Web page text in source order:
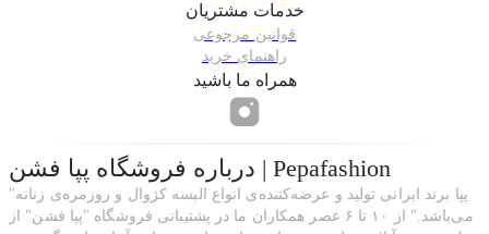
خدمات مشتریان
قوانین مرجوعی
راهنمای خرید
همراه ما باشید
درباره فروشگاه پپا فشن | Pepafashion
"پپا برند ایرانی تولید و عرضه‌کننده‌ی انواع البسه کژوال و روزمره‌ی زنانه
می‌باشد." از ۱۰ تا ۶ عصر همکاران ما در پشتیبانی فروشگاه "پپا فشن" از